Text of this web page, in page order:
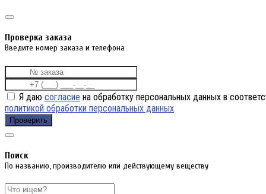
Проверка заказа
Введите номер заказа и телефона
Я даю согласие на обработку персональных данных в
политикой обработки персональных данных
Проверить
Поиск
По названию, производителю или действующему веществу